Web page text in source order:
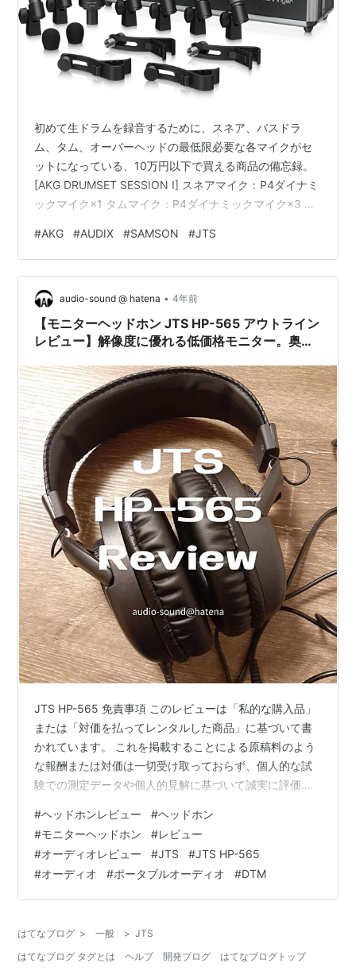
初めて生ドラムを録音するために、スネア、バスドラ
ム、タム、オーバーヘッドの最低限必要な各マイクがセ
ットになっている、10万円以下で買える商品の備忘録。
[AKG DRUMSET SESSION I] スネアマイク：P4ダイナミ
ックマイク×1 タムマイク：P4ダイナミックマイク×3 キ
イク：P17コンデンサーマイク×2 marketing.hibino.co.jp
[AUDIX FP7] スネアマイク：f5ダイナミックマイク×1 タ
ムマイク：f2ダイナミックマイク×3 キックマイク：f6ダ
イナミックマイク×1 オーバーヘッドマイク：f9コン…
#AKG #AUDIX #SAMSON #JTS
audio-sound @ hatena • 4年前
【モニターヘッドホン JTS HP-565 アウトライン
レビュー】解像度に優れる低価格モニター。奥行
JTS HP-565 免責事項 このレビューは「私的な購入品」
または「対価を払ってレンタルした商品」に基づいて書
かれています。 これを掲載することによる原稿料のよう
な報酬または対価は一切受け取っておらず、個人的な試
験での測定データや個人的見解に基づいて誠実に評価し
ください。 こんな人におすすめ 解像度重視 音楽に包ま
れたい 響きの豊かさ重視 JTS HP-565の概要 「アウトラ
インレビュー」は製品の概要を簡潔に紹介するレビュー
シリーズです。今回取り上げる製品は「JTS HP-565」で
す。 JTS HP-565の完全なレビューはこちらにあり…
#ヘッドホンレビュー #ヘッドホン
#モニターヘッドホン #レビュー
#オーディオレビュー #JTS #JTS HP-565
#オーディオ #ポータブルオーディオ #DTM
はてなブログ > 一般 > JTS
はてなブログ タグとは
ヘルプ 開発ブログ はてなブログトップ